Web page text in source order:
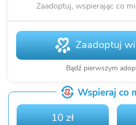
Zaadoptuj, wspierając co
Zaadoptuj
Bądź pierwszym
Wspieraj co
10 zł